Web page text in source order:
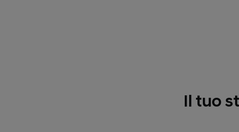
Il tuo